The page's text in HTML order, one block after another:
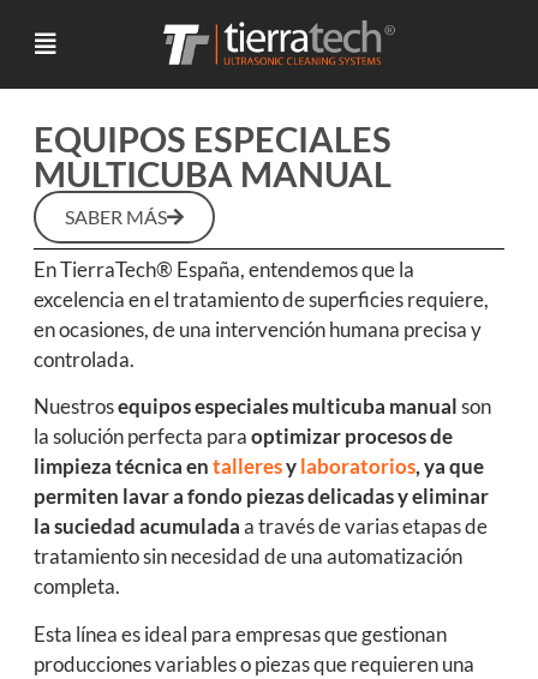
EQUIPOS ESPECIALES
MULTICUBA MANUAL
SABER MÁS
En TierraTech® España, entendemos que la
excelencia en el tratamiento de superficies requiere,
en ocasiones, de una intervención humana precisa y
controlada.
Nuestrosequipos especiales multicuba manualson
la solución perfecta paraoptimizar procesos de
limpieza técnica entalleresylaboratorios, ya que
permiten lavar a fondo piezas delicadas y eliminar
la suciedad acumuladaa través de varias etapas de
tratamiento sin necesidad de una automatización
completa.
Esta línea es ideal para empresas que gestionan
producciones variables o piezas que requieren una